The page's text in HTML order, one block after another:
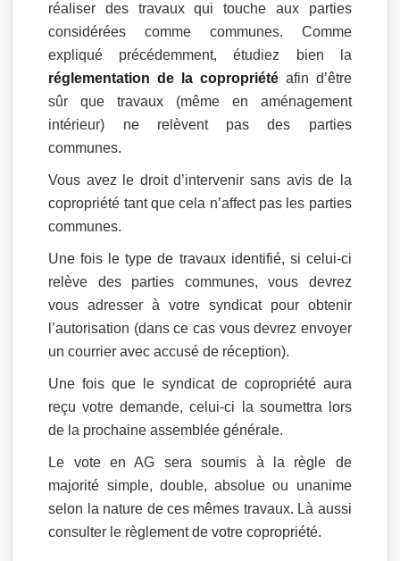
réaliser des travaux qui touche aux parties
considérées comme communes. Comme
expliqué précédemment, étudiez bien la
réglementation de la copropriétéafin d’être
sûr que travaux (même en aménagement
intérieur) ne relèvent pas des parties
communes.
Vous avez le droit d’intervenir sans avis de la
copropriété tant que cela n’affect pas les parties
communes.
Une fois le type de travaux identifié, si celui-ci
relève des parties communes, vous devrez
vous adresser à votre syndicat pour obtenir
l’autorisation (dans ce cas vous devrez envoyer
un courrier avec accusé de réception).
Une fois que le syndicat de copropriété aura
reçu votre demande, celui-ci la soumettra lors
de la prochaine assemblée générale.
Le vote en AG sera soumis à la règle de
majorité simple, double, absolue ou unanime
selon la nature de ces mêmes travaux. Là aussi
consulter le règlement de votre copropriété.